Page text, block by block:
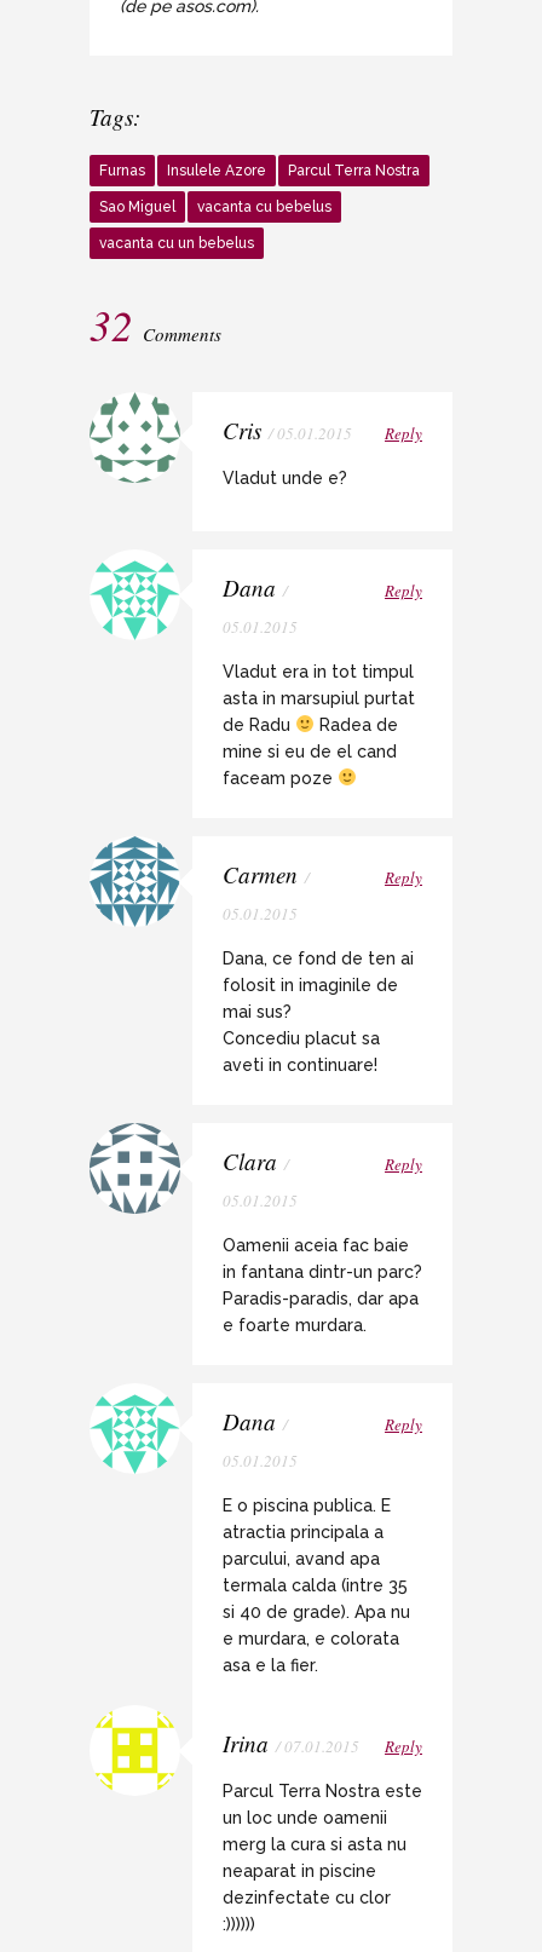
(de pe asos.com).
Tags:
Furnas Insulele Azore Parcul Terra Nostra
Sao Miguel vacanta cu bebelus
vacanta cu un bebelus
32 Comments
Cris / 05.01.2015 Reply
Vladut unde e?
Dana /
05.01.2015
Reply
Vladut era in tot timpul
asta in marsupiul purtat
de Radu
Radea de
mine si eu de el cand
faceam poze
Carmen /
05.01.2015
Reply
Dana, ce fond de ten ai
folosit in imaginile de
mai sus?
Concediu placut sa
aveti in continuare!
Clara /
05.01.2015
Reply
Oamenii aceia fac baie
in fantana dintr-un parc?
Paradis-paradis, dar apa
e foarte murdara.
Dana /
05.01.2015
Reply
E o piscina publica. E
atractia principala a
parcului, avand apa
termala calda (intre 35
si 40 de grade). Apa nu
e murdara, e colorata
asa e la fier.
Irina / 07.01.2015 Reply
Parcul Terra Nostra este
un loc unde oamenii
merg la cura si asta nu
neaparat in piscine
dezinfectate cu clor
:))))))